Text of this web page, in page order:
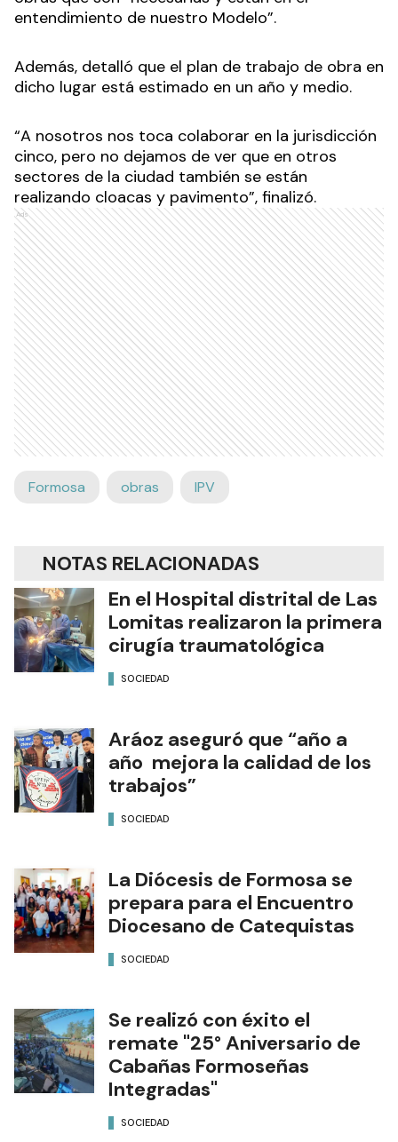
entendimiento de nuestro Modelo”.
Además, detalló que el plan de trabajo de obra en
dicho lugar está estimado en un año y medio.
“A nosotros nos toca colaborar en la jurisdicción
cinco, pero no dejamos de ver que en otros
sectores de la ciudad también se están
realizando cloacas y pavimento”, finalizó.
Ads
Formosa obras IPV
NOTAS RELACIONADAS
En el Hospital distrital de Las
Lomitas realizaron la primera
cirugía traumatológica
SOCIEDAD
Aráoz aseguró que “año a
año mejora la calidad de los
trabajos”
SOCIEDAD
La Diócesis de Formosa se
prepara para el Encuentro
Diocesano de Catequistas
SOCIEDAD
Se realizó con éxito el
remate "25° Aniversario de
Cabañas Formoseñas
Integradas"
SOCIEDAD